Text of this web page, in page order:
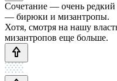
Сочетание — очень редкий
— бирюки и мизантропы.
Хотя, смотря на нашу
мизантропов еще больше.